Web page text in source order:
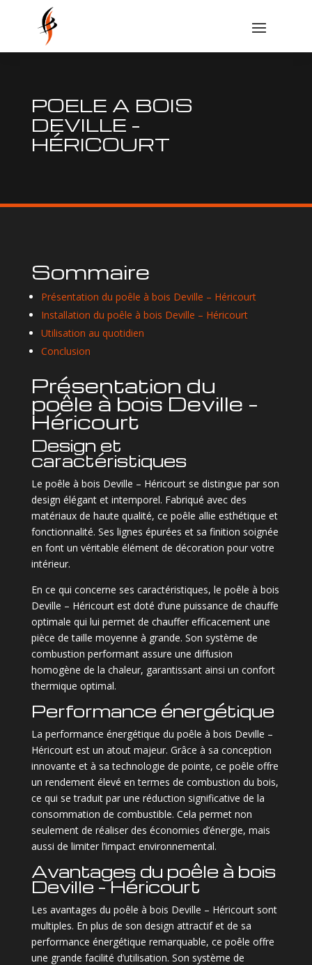
POELE A BOIS
DEVILLE –
HÉRICOURT
Sommaire
Présentation du poêle à bois Deville – Héricourt
Installation du poêle à bois Deville – Héricourt
Utilisation au quotidien
Conclusion
Présentation du
poêle à bois Deville –
Héricourt
Design et
caractéristiques
Le poêle à bois Deville – Héricourt se distingue par son
design élégant et intemporel. Fabriqué avec des
matériaux de haute qualité, ce poêle allie esthétique et
fonctionnalité. Ses lignes épurées et sa finition soignée
en font un véritable élément de décoration pour votre
intérieur.
En ce qui concerne ses caractéristiques, le poêle à bois
Deville – Héricourt est doté d’une puissance de chauffe
optimale qui lui permet de chauffer efficacement une
pièce de taille moyenne à grande. Son système de
combustion performant assure une diffusion
homogène de la chaleur, garantissant ainsi un confort
thermique optimal.
Performance énergétique
La performance énergétique du poêle à bois Deville –
Héricourt est un atout majeur. Grâce à sa conception
innovante et à sa technologie de pointe, ce poêle offre
un rendement élevé en termes de combustion du bois,
ce qui se traduit par une réduction significative de la
consommation de combustible. Cela permet non
seulement de réaliser des économies d’énergie, mais
aussi de limiter l’impact environnemental.
Avantages du poêle à bois
Deville – Héricourt
Les avantages du poêle à bois Deville – Héricourt sont
multiples. En plus de son design attractif et de sa
performance énergétique remarquable, ce poêle offre
une grande facilité d’utilisation. Son système de